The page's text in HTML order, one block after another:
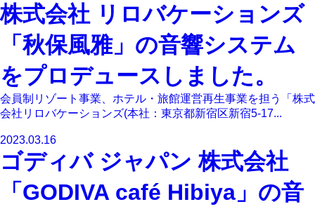
株式会社 リロバケーションズ
「秋保風雅」の音響システム
をプロデュースしました。
会員制リゾート事業、ホテル・旅館運営再生事業を担う「株式
会社リロバケーションズ(本社：東京都新宿区新宿5-17...
2023.03.16
ゴディバ ジャパン 株式会社
「GODIVA café Hibiya」の音